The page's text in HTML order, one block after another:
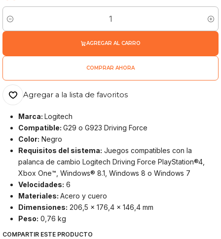
Cantidad
AGREGAR AL CARRO
COMPRAR AHORA
Agregar a la lista de favoritos
Marca:Logitech
Compatible:G29 o G923 Driving Force
Color: Negro
Requisitos del sistema: Juegos compatibles con la
palanca de cambio Logitech Driving Force PlayStation®4,
Xbox One™, Windows® 8.1, Windows 8 o Windows 7
Velocidades: 6
Materiales:Acero y cuero
Dimensiones: 206,5 x 176,4 x 146,4 mm
Peso: 0,76 kg
COMPARTIR ESTE PRODUCTO